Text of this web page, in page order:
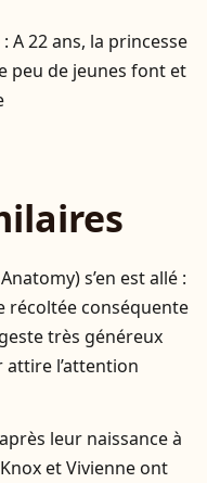
A 22 ans, la princesse
peu de jeunes font et
s’en est allé :
récoltée conséquente
très généreux
attire l’attention
leur naissance à
et Vivienne ont